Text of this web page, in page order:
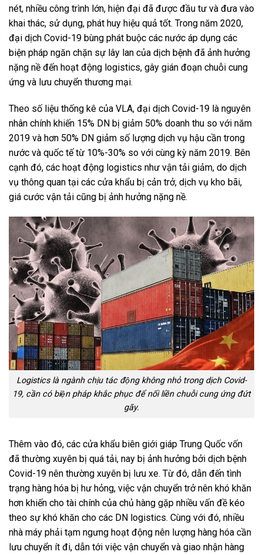
nét, nhiều công trình lớn, hiện đại đã được đầu tư và đưa vào
khai thác, sử dụng, phát huy hiệu quả tốt. Trong năm 2020,
đại dịch Covid-19 bùng phát buộc các nước áp dụng các
biện pháp ngăn chặn sự lây lan của dịch bệnh đã ảnh hưởng
nặng nề đến hoạt động logistics, gây gián đoạn chuỗi cung
ứng và lưu chuyển thương mại.
Theo số liệu thống kê của VLA, đại dịch Covid-19 là nguyên
nhân chính khiến 15% DN bị giảm 50% doanh thu so với năm
2019 và hơn 50% DN giảm số lượng dịch vụ hậu cần trong
nước và quốc tế từ 10%-30% so với cùng kỳ năm 2019. Bên
cạnh đó, các hoạt động logistics như vận tải giảm, do dịch
vụ thông quan tại các cửa khẩu bị cản trở, dịch vụ kho bãi,
giá cước vận tải cũng bị ảnh hưởng nặng nề.
Logistics là ngành chịu tác động không nhỏ trong dịch Covid-
19, cần có biện pháp khắc phục để nối liền chuỗi cung ứng đứt
gãy.
Thêm vào đó, các cửa khẩu biên giới giáp Trung Quốc vốn
đã thường xuyên bị quá tải, nay bị ảnh hưởng bởi dịch bệnh
Covid-19 nên thường xuyên bị lưu xe. Từ đó, dẫn đến tình
trạng hàng hóa bị hư hỏng, việc vận chuyển trở nên khó khăn
hơn khiến cho tài chính của chủ hàng gặp nhiều vấn đề kéo
theo sự khó khăn cho các DN logistics. Cùng với đó, nhiều
nhà máy phải tạm ngưng hoạt động nên lượng hàng hóa cần
lưu chuyển ít đi, dẫn tới việc vận chuyển và giao nhận hàng